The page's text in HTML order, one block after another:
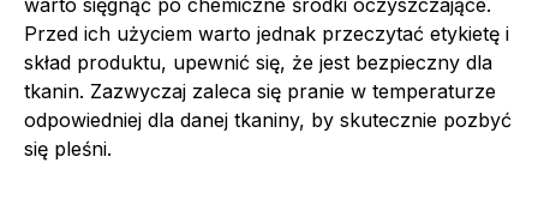
Przed ich użyciem warto jednak przeczytać etykietę i
skład produktu, upewnić się, że jest bezpieczny dla
tkanin. Zazwyczaj zaleca się pranie w temperaturze
odpowiedniej dla danej tkaniny, by skutecznie pozbyć
się pleśni.